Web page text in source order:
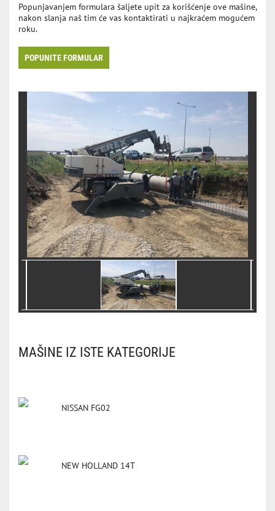
Popunjavanjem formulara šaljete upit za korišćenje ove mašine,
nakon slanja naš tim će vas kontaktirati u najkraćem mogućem
roku.
POPUNITE FORMULAR
MAŠINE IZ ISTE KATEGORIJE
NISSAN FG02
NEW HOLLAND 14T